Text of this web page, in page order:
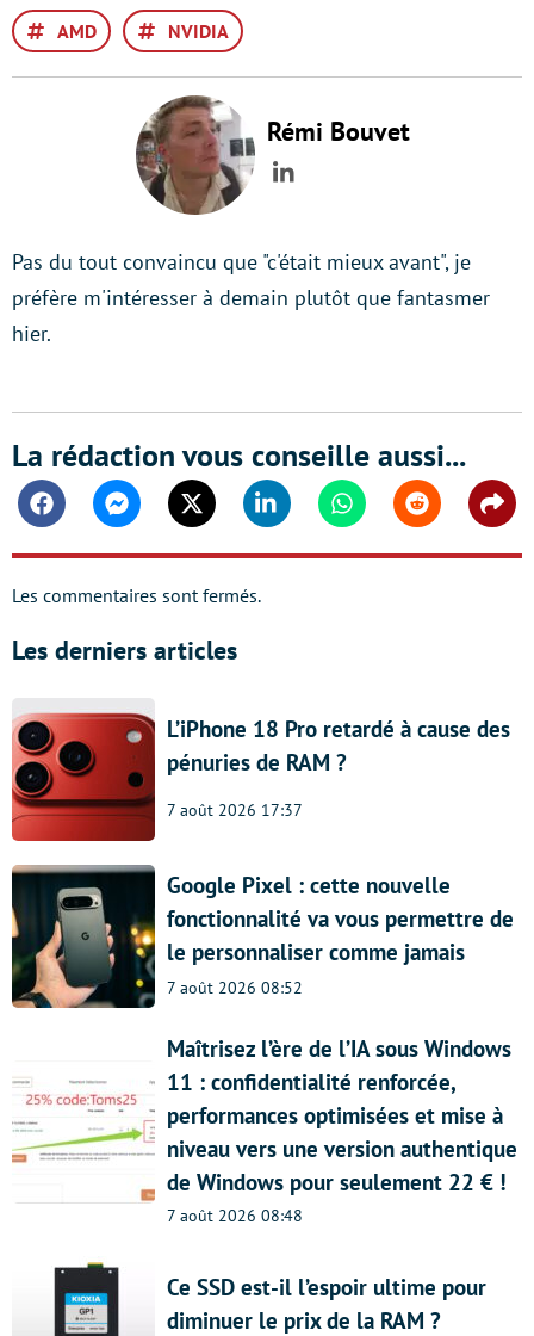
AMD NVIDIA
Rémi Bouvet
LinkedIn
Pas du tout convaincu que "c'était mieux avant", je
préfère m'intéresser à demain plutôt que fantasmer
hier.
La rédaction vous conseille aussi...
FacebookMessengerTwitter Linkedin WhatsappReddit
Les commentaires sont fermés.
Les derniers articles
L’iPhone 18 Pro retardé à cause des
pénuries de RAM ?
7 août 2026 17:37
Google Pixel : cette nouvelle
fonctionnalité va vous permettre de
le personnaliser comme jamais
7 août 2026 08:52
Maîtrisez l’ère de l’IA sous Windows
11 : confidentialité renforcée,
performances optimisées et mise à
niveau vers une version authentique
de Windows pour seulement 22 € !
7 août 2026 08:48
Ce SSD est-il l’espoir ultime pour
diminuer le prix de la RAM ?